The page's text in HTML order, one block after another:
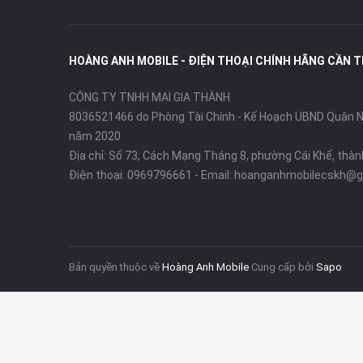
Thiết kế
Mặt lưng
Cảm biến
IP68 /
HOÀNG ANH MOBILE - ĐIỆN THOẠI CHÍNH HÃNG CẦN
CÔNG TY TNHH MAI GIA THÀNH
8036521466 do Phòng Tài Chính - Kế Hoạch UBND Quận
năm 2020
Địa chỉ: Số 73, Cách Mạng Tháng 8, phường Cái Khế,
Điện thoại: 0969796661 - Email:
Bản quyền thuộc về Hoàng Anh Mobile Cung cấp bởi Sapo